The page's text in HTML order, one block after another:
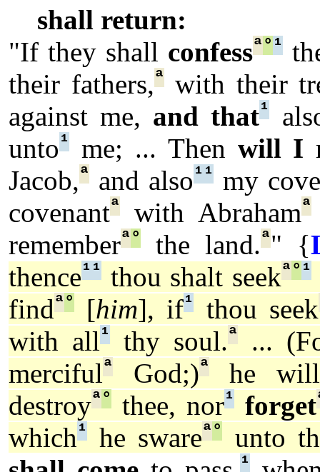
shall return:
"If they shall confessª° ¹
their fathers,ªwith their
against me, and that¹
unto¹ me; ... Then will I
Jacob,ª and also¹ ¹ my
covenantª with Abrahamª
rememberª° the land.ª" {
thence¹ ¹ thou shalt seekª° ¹
findª° [him], if¹ thou seek
with all¹ thy soul.ª
...
mercifulª God;)ª
he
destroyª° thee, nor¹ forget
which¹ he swareª°
unto
¹